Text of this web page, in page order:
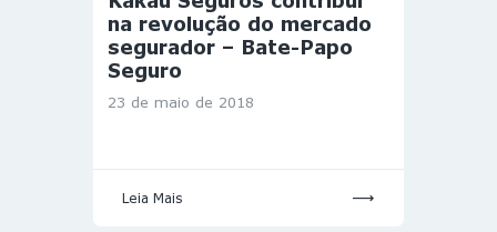
na revolução do mercado
segurador – Bate-Papo
Seguro
23 de maio de 2018
Leia Mais